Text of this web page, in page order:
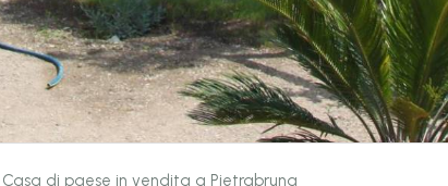
Casa di paese in vendita a Pietrabruna